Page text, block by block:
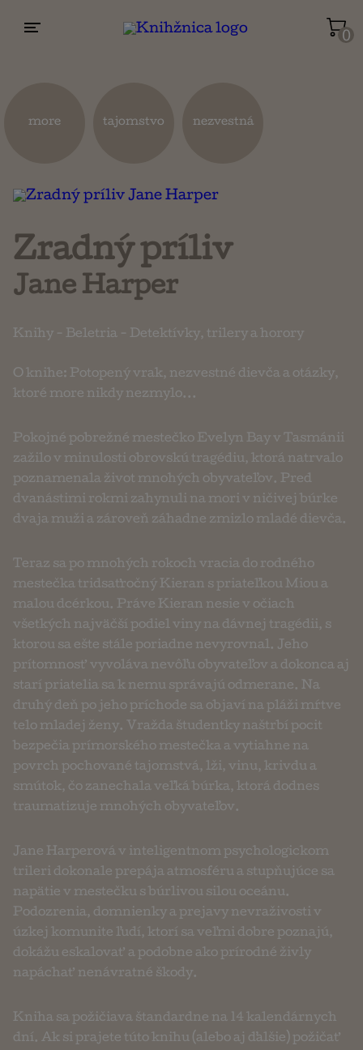
0
more tajomstvo nezvestná
Zradný príliv
Jane Harper
Knihy - Beletria - Detektívky, trilery a horory
O knihe: Potopený vrak, nezvestné dievča a otázky,
ktoré more nikdy nezmylo...
Pokojné pobrežné mestečko Evelyn Bay v Tasmánii
zažilo v minulosti obrovskú tragédiu, ktorá natrvalo
poznamenala život mnohých obyvateľov. Pred
dvanástimi rokmi zahynuli na mori v ničivej búrke
dvaja muži a zároveň záhadne zmizlo mladé dievča.
Teraz sa po mnohých rokoch vracia do rodného
mestečka tridsaťročný Kieran s priateľkou Miou a
malou dcérkou. Práve Kieran nesie v očiach
všetkých najväčší podiel viny na dávnej tragédii, s
ktorou sa ešte stále poriadne nevyrovnal. Jeho
prítomnosť vyvoláva nevôľu obyvateľov a dokonca aj
starí priatelia sa k nemu správajú odmerane. Na
druhý deň po jeho príchode sa objaví na pláži mŕtve
telo mladej ženy. Vražda študentky naštrbí pocit
bezpečia prímorského mestečka a vytiahne na
povrch pochované tajomstvá, lži, vinu, krivdu a
smútok, čo zanechala veľká búrka, ktorá dodnes
traumatizuje mnohých obyvateľov.
Jane Harperová v inteligentnom psychologickom
trileri dokonale prepája atmosféru a stupňujúce sa
napätie v mestečku s búrlivou silou oceánu.
Podozrenia, domnienky a prejavy nevraživosti v
úzkej komunite ľudí, ktorí sa veľmi dobre poznajú,
dokážu eskalovať a podobne ako prírodné živly
napáchať nenávratné škody.
Kniha sa požičiava štandardne na 14 kalendárnych
dní. Ak si prajete túto knihu (alebo aj ďalšie) požičať